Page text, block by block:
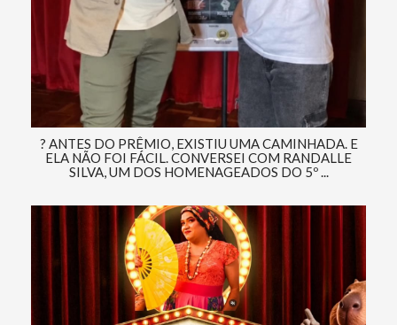
? ANTES DO PRÊMIO, EXISTIU UMA CAMINHADA. E
ELA NÃO FOI FÁCIL. CONVERSEI COM RANDALLE
SILVA, UM DOS HOMENAGEADOS DO 5º ...